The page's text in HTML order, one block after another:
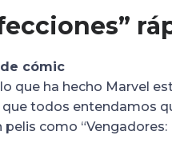
cómic
que ha hecho Marvel
que todos entendamos
como “Vengadores: